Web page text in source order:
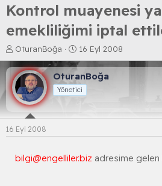
Kontrol muayenesi
emekliliğimi iptal
K
o
n
b
u
y
a
l
OturanBoğa
B
a
ş
l
a
ç
a
16 Eyl 2008
OturanBoğa
Yönetici
16 Eyl 2008
bilgi@engelliler.biz adresime gelen